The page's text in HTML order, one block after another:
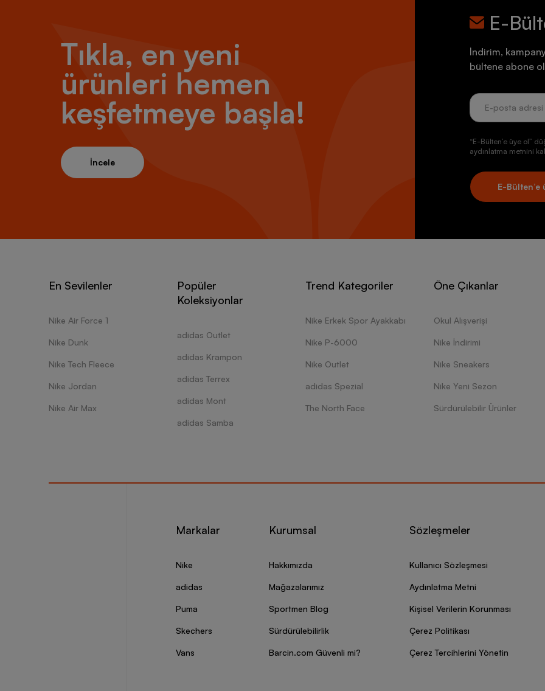
Tıkla, en yeni
ürünleri hemen
keşfetmeye başla!
İncele
E-
İndirim,
bültene abone
“E-Bülten’e üye ol”
aydınlatma metnini
E-Bülten’e
En Sevilenler
Nike Air Force 1
Nike Dunk
Nike Tech Fleece
Nike Jordan
Nike Air Max
Popüler
Koleksiyonlar
adidas Outlet
adidas Krampon
adidas Terrex
adidas Mont
adidas Samba
Trend Kategoriler
Nike Erkek Spor Ayakkabı
Nike P-6000
Nike Outlet
adidas Spezial
The North Face
Öne Çıkanlar
Okul Alışverişi
Nike İndirimi
Nike Sneakers
Nike Yeni Sezon
Sürdürülebilir Ürünler
Markalar
Nike
adidas
Puma
Skechers
Vans
Kurumsal
Hakkımızda
Mağazalarımız
Sportmen Blog
Sürdürülebilirlik
Barcin.com Güvenli mi?
Sözleşmeler
Kullanıcı Sözleşmesi
Aydınlatma Metni
Kişisel Verilerin Korunması
Çerez Politikası
Çerez Tercihlerini Yönetin